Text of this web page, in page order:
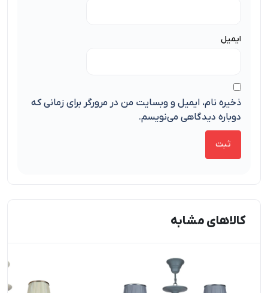
ایمیل
ذخیره نام، ایمیل و وبسایت من در مرورگر برای زمانی که
دوباره دیدگاهی می‌نویسم.
کالاهای مشابه